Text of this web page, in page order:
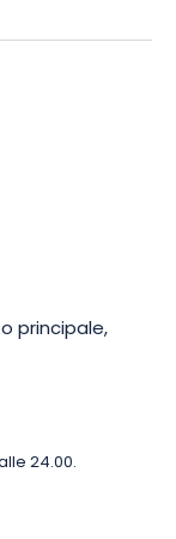
principale,
24.00.